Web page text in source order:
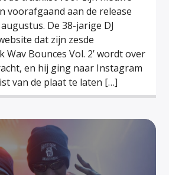
voorafgaand aan de release
De 38-jarige DJ
dat zijn zesde
Wav Bounces Vol. 2’ wordt over
en hij ging naar Instagram
van de plaat te laten […]